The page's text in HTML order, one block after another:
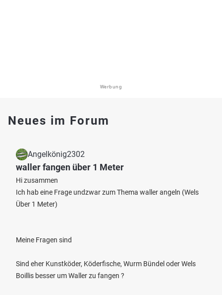
Werbung
Neues im Forum
Angelkönig2302
waller fangen über 1 Meter
Hi zusammen
Ich hab eine Frage undzwar zum Thema waller angeln (Wels
Über 1 Meter)
Meine Fragen sind
Sind eher Kunstköder, Köderfische, Wurm Bündel oder Wels
Boillis besser um Waller zu fangen ?